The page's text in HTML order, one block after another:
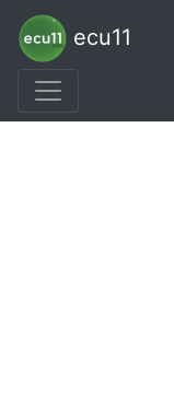
ecu11